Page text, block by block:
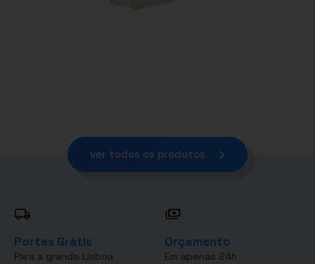
ver todos os produtos
Portes Grátis
Para a grande Lisboa
Orçamento
Em apenas 24h